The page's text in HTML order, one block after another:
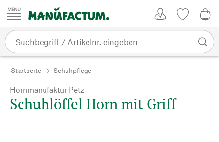
Zum Inhalt springen
Startseite Schuhpflege
Hornmanufaktur Petz
Schuhlöffel Horn mit Griff